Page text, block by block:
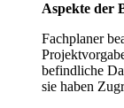
Aspekte der
Fachplaner
befindliche
sie haben